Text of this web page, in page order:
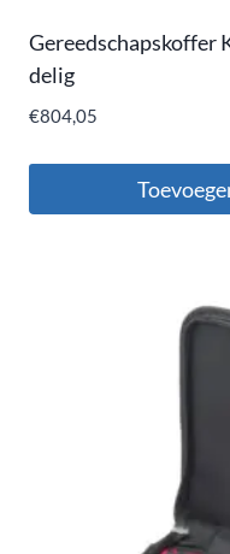
Gereedschapskoffer
delig
€804,05